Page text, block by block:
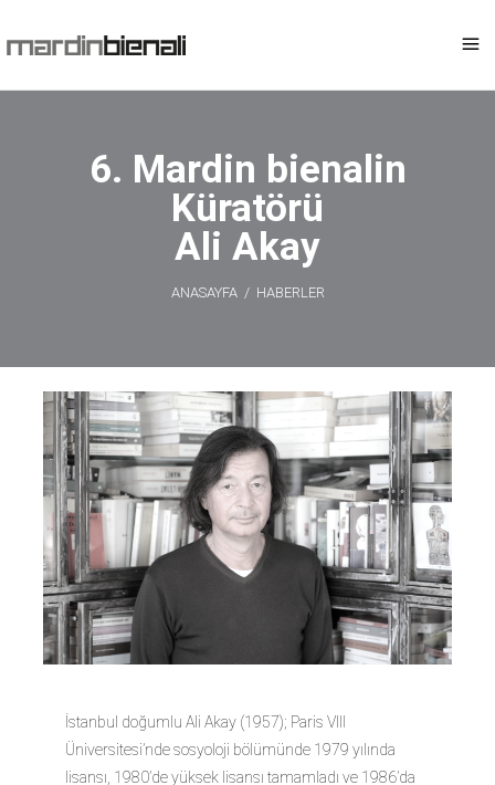
6. Mardin bienalin
Küratörü
Ali Akay
ANASAYFA/ HABERLER
İstanbul doğumlu Ali Akay (1957); Paris VIII
Üniversitesi’nde sosyoloji bölümünde 1979 yılında
lisansı, 1980’de yüksek lisansı tamamladı ve 1986’da